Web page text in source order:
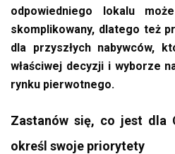
odpowiedniego lokalu
skomplikowany, dlatego też
dla przyszłych nabywców,
właściwej decyzji i wyborze
rynku pierwotnego.
Zastanów się, co jest dla
określ swoje priorytety